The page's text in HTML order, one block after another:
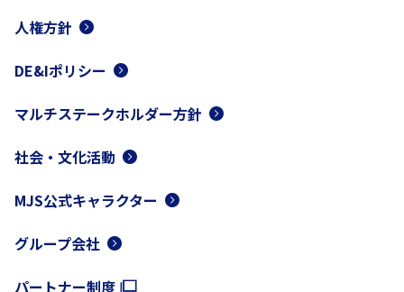
人権方針
DE&Iポリシー
マルチステークホルダー方針
社会・文化活動
MJS公式キャラクター
グループ会社
パートナー制度